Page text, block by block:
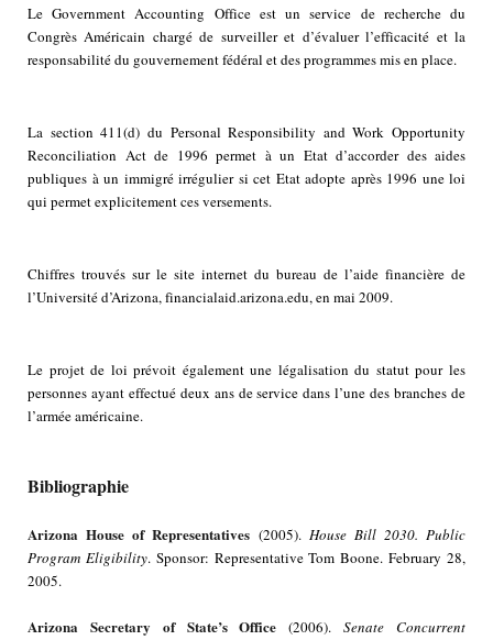
Le Government Accounting Office est un service de recherche du
Congrès Américain chargé de surveiller et d’évaluer l’efficacité et la
responsabilité du gouvernement fédéral et des programmes mis en place.
La section 411(d) du Personal Responsibility and Work Opportunity
Reconciliation Act de 1996 permet à un Etat d’accorder des aides
publiques à un immigré irrégulier si cet Etat adopte après 1996 une loi
qui permet explicitement ces versements.
Chiffres trouvés sur le site internet du bureau de l’aide financière de
l’Université d’Arizona, financialaid.arizona.edu, en mai 2009.
Le projet de loi prévoit également une légalisation du statut pour les
personnes ayant effectué deux ans de service dans l’une des branches de
l’armée américaine.
Bibliographie
Arizona House of Representatives (2005). House Bill 2030. Public
Program Eligibility. Sponsor: Representative Tom Boone. February 28,
2005.
Arizona Secretary of State’s Office (2006).Senate Concurrent